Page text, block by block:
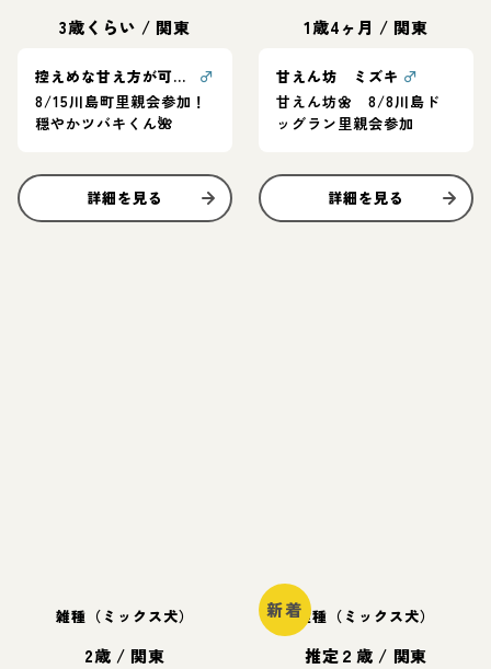
3歳くらい / 関東
控えめな甘え方が可愛い❤ツバキくん
♂
8/15川島町里親会参加！
穏やかツバキくん🌺
詳細を見る
1歳4ヶ月 / 関東
甘えん坊 ミズキ ♂
甘えん坊🌼 8/8川島ド
ッグラン里親会参加
詳細を見る
雑種（ミックス犬）
2歳 / 関東
新着雑種（ミックス犬）
推定２歳 / 関東